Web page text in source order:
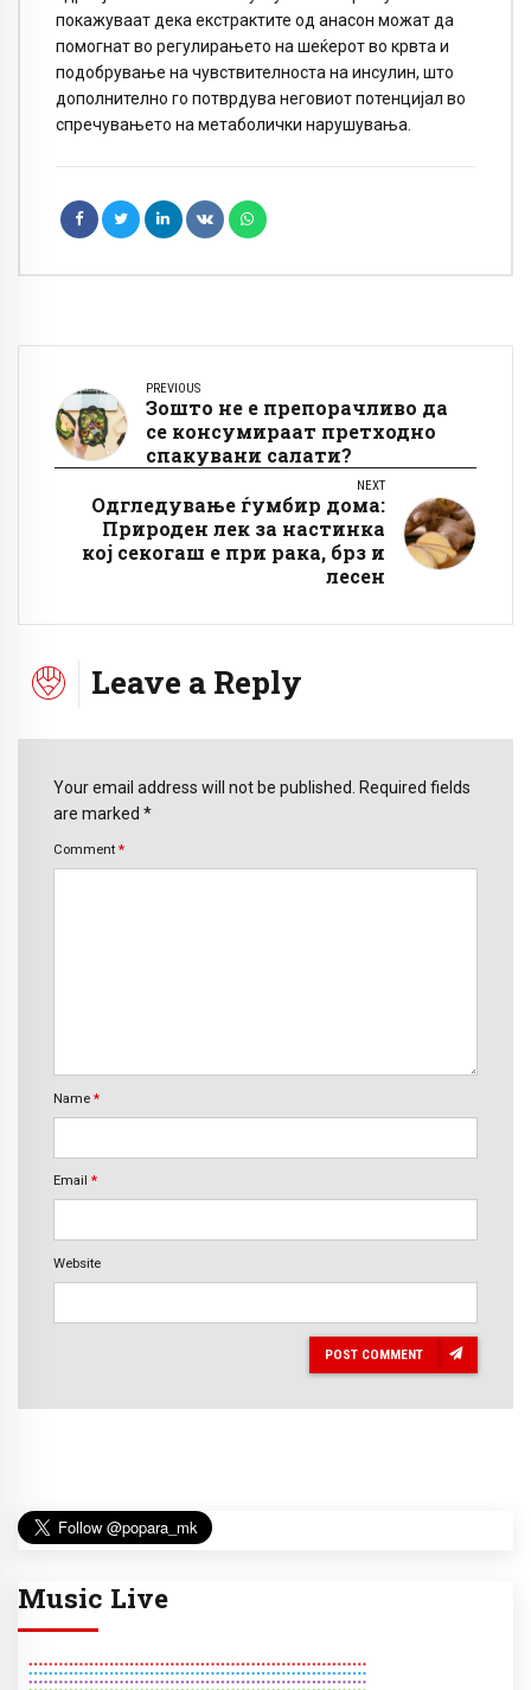
покажуваат дека екстрактите од анасон можат да
помогнат во регулирањето на шеќерот во крвта и
подобрување на чувствителноста на инсулин, што
дополнително го потврдува неговиот потенцијал во
спречувањето на метаболички нарушувања.
PREVIOUS
Зошто не е препорачливо да
се консумираат претходно
спакувани салати?
NEXT
Одгледување ѓумбир дома:
Природен лек за настинка
кој секогаш е при рака, брз и
лесен
Leave a Reply
Your email address will not be published. Required fields
are marked *
Comment *
Name *
Email *
Website
POST COMMENT
Music Live